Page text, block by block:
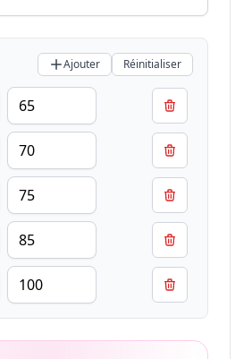
Ajouter Réinitialiser